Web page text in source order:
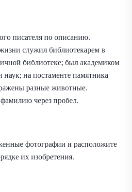
писателя по описанию.
служил библиотекарем в
библиотеке; был академиком
наук; на постаменте памятника
разные животные.
через пробел.
фотографии и расположите
их изобретения.